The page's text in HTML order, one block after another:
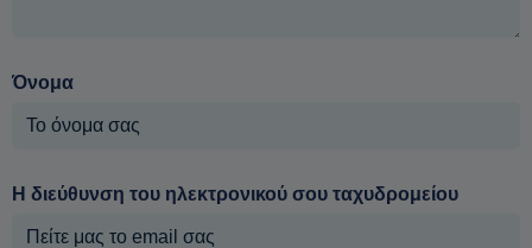
Όνομα
Η διεύθυνση του ηλεκτρονικού σου ταχυδρομείου